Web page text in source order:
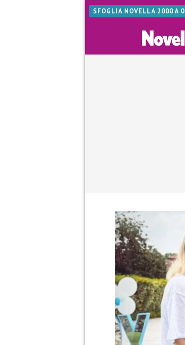
SFOGLIA NOVELLA 2000 A